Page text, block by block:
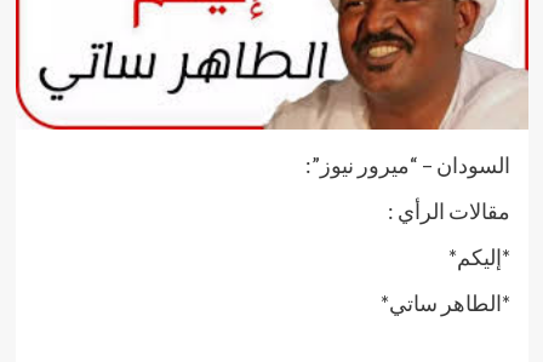
السودان – “ميرور نيوز”:
مقالات الرأي :
*إليكم*
*الطاهر ساتي*